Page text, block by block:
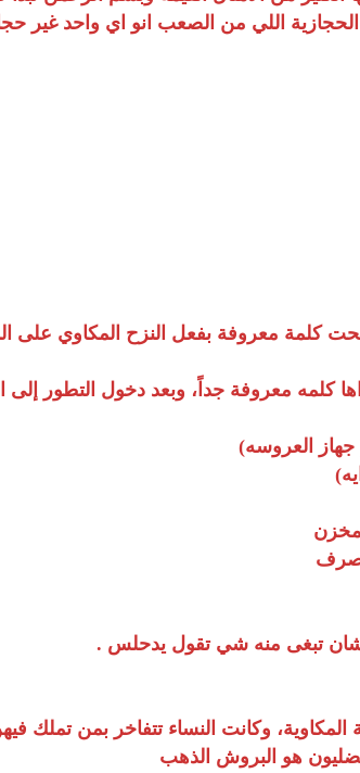
اللي من الصعب انو اي واحد غير
كلمة معروفة بفعل النزح المكاوي
كلمه معروفة جداً، وبعد دخول التطور
العروسه)
تبغى منه شي تقول يدحلس .
وكانت النساء تتفاخر بمن تملك
هو البروش الذهب